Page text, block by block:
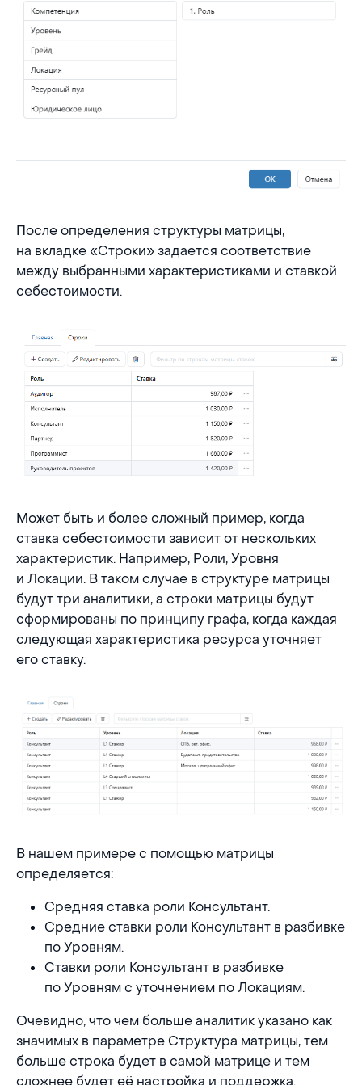
После определения структуры матрицы,
на вкладке «Строки» задается соответствие
между выбранными характеристиками и ставкой
себестоимости.
Может быть и более сложный пример, когда
ставка себестоимости зависит от нескольких
характеристик. Например, Роли, Уровня
и Локации. В таком случае в структуре матрицы
будут три аналитики, а строки матрицы будут
сформированы по принципу графа, когда каждая
следующая характеристика ресурса уточняет
его ставку.
В нашем примере с помощью матрицы
определяется:
Средняя ставка роли Консультант.
Средние ставки роли Консультант в разбивке
по Уровням.
Ставки роли Консультант в разбивке
по Уровням с уточнением по Локациям.
Очевидно, что чем больше аналитик указано как
значимых в параметре Структура матрицы, тем
больше строка будет в самой матрице и тем
сложнее будет её настройка и поддержка.